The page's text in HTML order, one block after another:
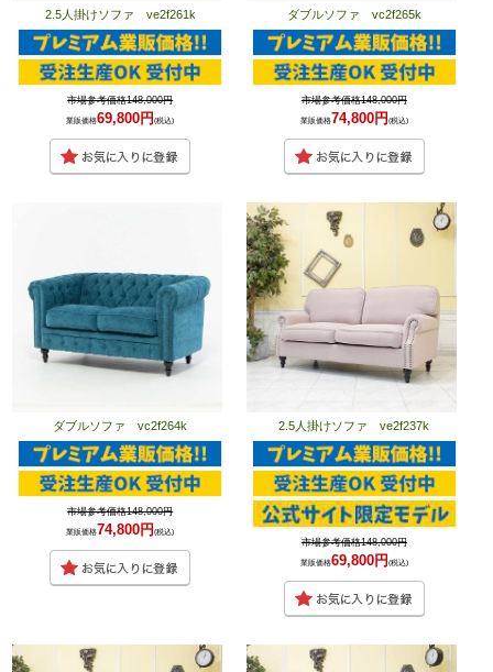
2.5人掛けソファ ve2f261k
市場参考価格148,000円
業販価格69,800円(税込)
ダブルソファ vc2f265k
市場参考価格148,000円
業販価格74,800円 (税込)
ダブルソファ vc2f264k
市場参考価格148,000円
業販価格74,800円(税込)
2.5人掛けソファ ve2f237k
市場参考価格148,000円
業販価格69,800円(税込)